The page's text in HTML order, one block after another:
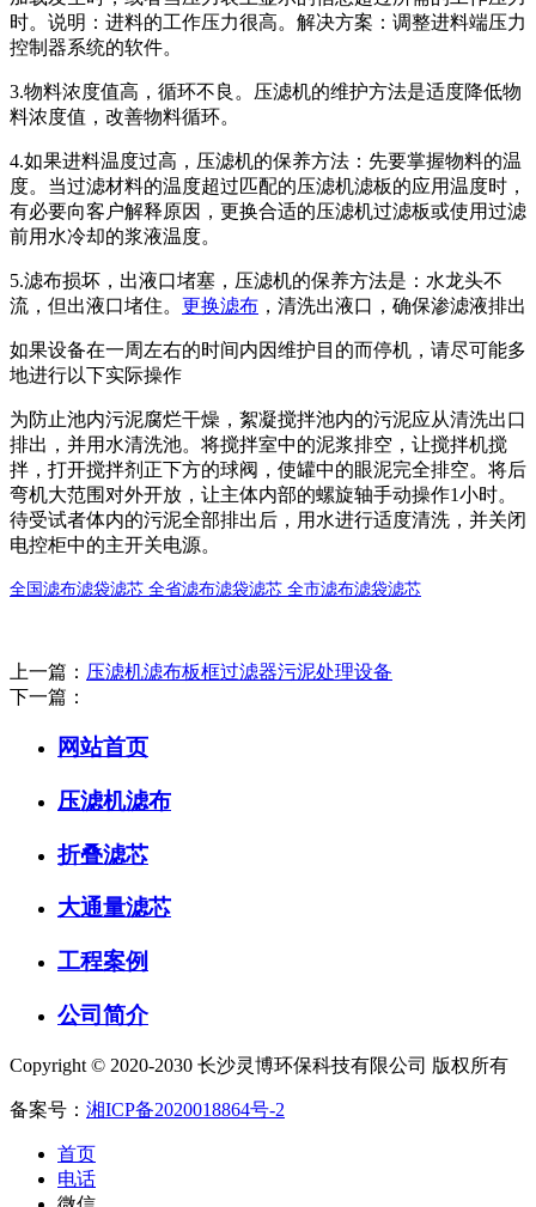
时。说明：进料的工作压力很高。解决方案：调整进料端压力
控制器系统的软件。
3.物料浓度值高，循环不良。压滤机的维护方法是适度降低物
料浓度值，改善物料循环。
4.如果进料温度过高，压滤机的保养方法：先要掌握物料的温
度。当过滤材料的温度超过匹配的压滤机滤板的应用温度时，
有必要向客户解释原因，更换合适的压滤机过滤板或使用过滤
前用水冷却的浆液温度。
5.滤布损坏，出液口堵塞，压滤机的保养方法是：水龙头不
流，但出液口堵住。 更换滤布 ，清洗出液口，确保渗滤液排出
如果设备在一周左右的时间内因维护目的而停机，请尽可能多
地进行以下实际操作
为防止池内污泥腐烂干燥，絮凝搅拌池内的污泥应从清洗出口
排出，并用水清洗池。将搅拌室中的泥浆排空，让搅拌机搅
拌，打开搅拌剂正下方的球阀，使罐中的眼泥完全排空。将后
弯机大范围对外开放，让主体内部的螺旋轴手动操作1小时。
待受试者体内的污泥全部排出后，用水进行适度清洗，并关闭
电控柜中的主开关电源。
全国滤布滤袋滤芯 全省滤布滤袋滤芯 全市滤布滤袋滤芯
上一篇： 压滤机滤布板框过滤器污泥处理设备
下一篇：
网站首页
压滤机滤布
折叠滤芯
大通量滤芯
工程案例
公司简介
Copyright © 2020-2030 长沙灵博环保科技有限公司 版权所有
备案号： 湘ICP备2020018864号-2
首页
电话